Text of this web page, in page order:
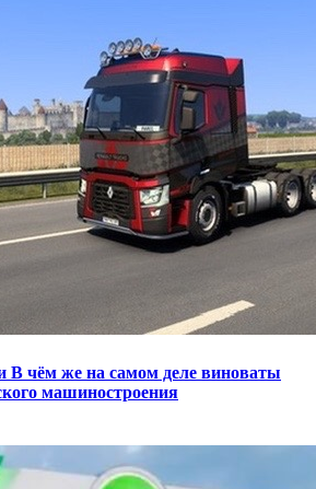
В чём же на самом деле виноваты
машиностроения